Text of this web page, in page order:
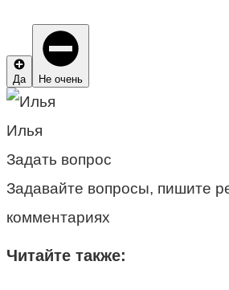
Да Не очень
Илья
Задать вопрос
Задавайте вопросы, пишите
комментариях
Читайте также: